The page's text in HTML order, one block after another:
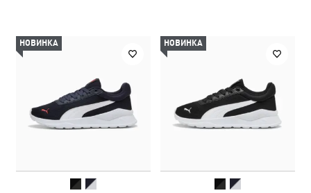
НОВИНКА НОВИНКА